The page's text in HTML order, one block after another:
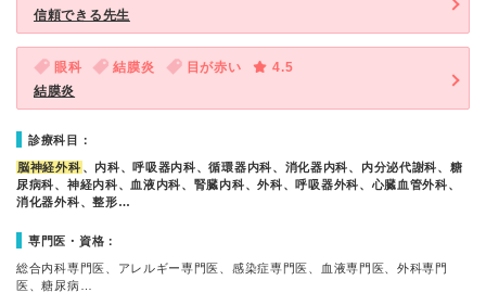
信頼できる先生
眼科 結膜炎 目が赤い
4.5
結膜炎
診療科目：
脳神経外科 、内科、呼吸器内科、循環器内科、消化器内科、内分泌代謝科、糖
尿病科、神経内科、血液内科、腎臓内科、外科、呼吸器外科、心臓血管外科、
消化器外科、整形…
専門医・資格：
総合内科専門医、アレルギー専門医、感染症専門医、血液専門医、外科専門
医、糖尿病…